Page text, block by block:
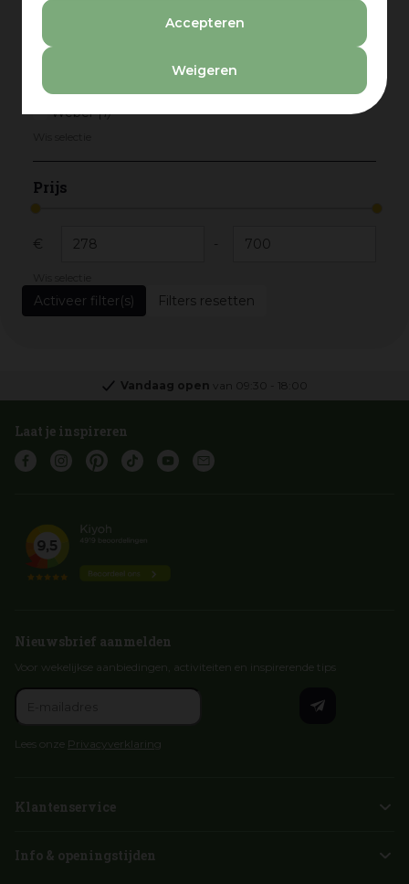
Accepteren
Weigeren
Merk
Weber(1)
Prijs
€ -
Filters resetten
Vandaag open van 09:30 18:00
Laat je inspireren
Nieuwsbrief aanmelden
Voor wekelijkse aanbiedingen, activiteiten en inspirerende tips
Lees onze Privacyverklaring
Klantenservice
Info & openingstijden